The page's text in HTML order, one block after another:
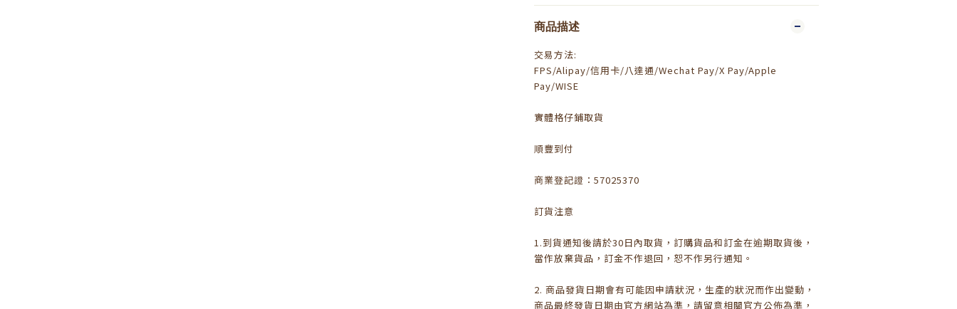
商品描述
交易方法:
FPS/Alipay/信用卡/八達通/Wechat Pay/X Pay/Apple
Pay/WISE
實體格仔鋪取貨
順豐到付
商業登記證：57025370
訂貨注意
1.到貨通知後請於30日內取貨，訂購貨品和訂金在逾期取貨後，
當作放棄貨品，訂金不作退回，恕不作另行通知。
2. 商品發貨日期會有可能因申請狀況，生產的狀況而作出變動，
商品最終發貨日期由官方網站為準，請留意相關官方公佈為準，